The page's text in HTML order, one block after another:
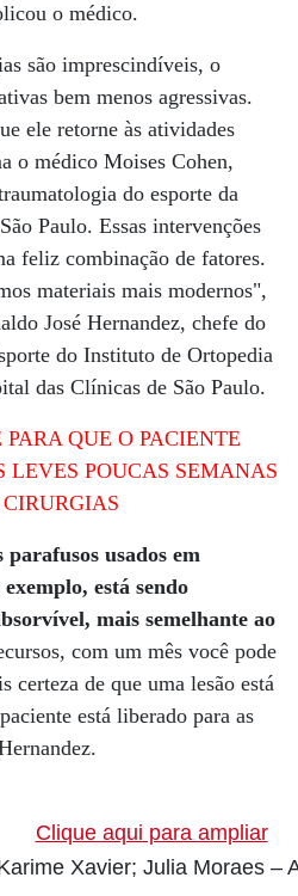
o médico.
são imprescindíveis, o
bem menos agressivas.
ele retorne às atividades
o médico Moises Cohen,
do esporte da
Paulo. Essas intervenções
feliz combinação de fatores.
materiais mais modernos",
José Hernandez, chefe do
do Instituto de Ortopedia
das Clínicas de São Paulo.
QUE O PACIENTE
LEVES POUCAS SEMANAS
usados em
está sendo
mais semelhante ao
com um mês você pode
certeza de que uma lesão está
está liberado para as
Clique aqui para ampliar
Xavier; Julia Moraes –